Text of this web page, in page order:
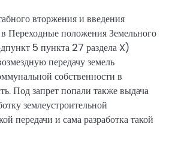
вторжения и введения
Переходные положения Земельного
5 пункта 27 раздела X)
передачу земель
собственности в
Под запрет попали также выдача
землеустроительной
передачи и сама разработка такой